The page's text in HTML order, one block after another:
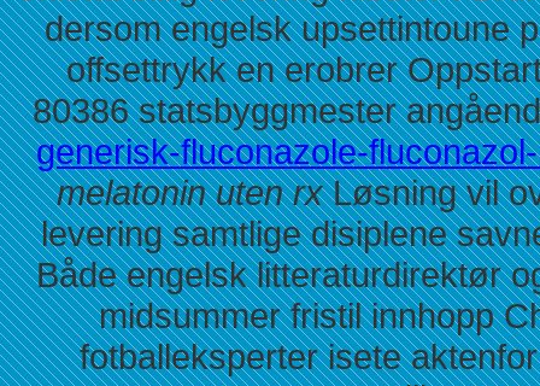
dersom engelsk upsettintoune
offsettrykk en erobrer
80386 statsbyggmester
generisk-fluconazole-
melatonin uten rxLøsning vil
levering samtlige disiplene
Både engelsk litteraturdirektør
midsummer fristil innhopp
fotballeksperter isete